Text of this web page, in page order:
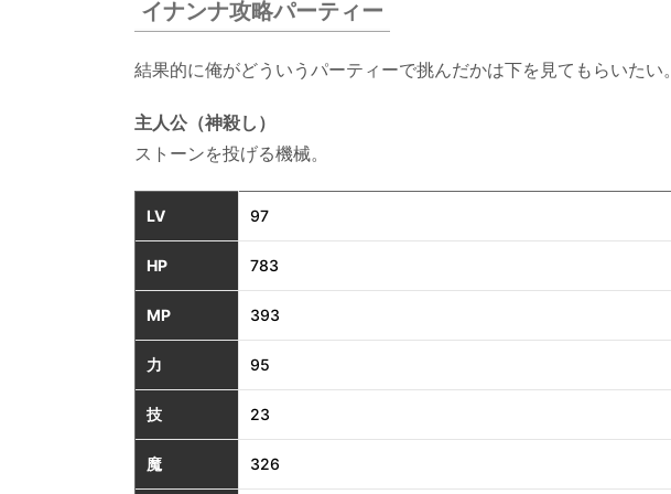
8.
後イ
トほ
か
イナンナ攻略パーティー
結果的に俺がどういうパーティーで挑んだかは下を見てもらいたい。
主人公（神殺し）
ストーンを投げる機械。
LV 97
HP 783
MP 393
力 95
技 23
魔 326